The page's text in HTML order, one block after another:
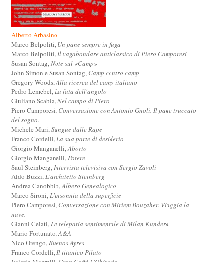
Alberto Arbasino
Marco Belpoliti, Un pane sempre in fuga
Marco Belpoliti,Il vagabondare anticlassico di Piero Camporesi
Susan Sontag,Note sul «Camp»
John Simon e Susan Sontag, Camp contro camp
Gregory Woods,Alla ricerca del camp italiano
Pedro Lemebel,La fata dell'angolo
Giuliano Scabia,Nel campo di Piero
Piero Camporesi, Conversazione con Antonio Gnoli. Il pane truccato
del sogno.
Michele Mari,Sangue dalle Rape
Franco Cordelli,La sua parte di desiderio
Giorgio Manganelli,Aborto
Giorgio Manganelli,Potere
Saul Steinberg,Intervista televisiva con Sergio Zavoli
Aldo Buzzi,L'architetto Steinberg
Andrea Canobbio,Albero Genealogico
Marco Sironi,L'insonnia della superficie
Piero Camporesi, Conversazione con Miriem Bouzaher. Viaggia la
nave.
Gianni Celati,La telepatia sentimentale di Milan Kundera
Mario Fortunato,A&A
Nico Orengo,Buenos Ayres
Franco Cordelli,Il titanico Pilato